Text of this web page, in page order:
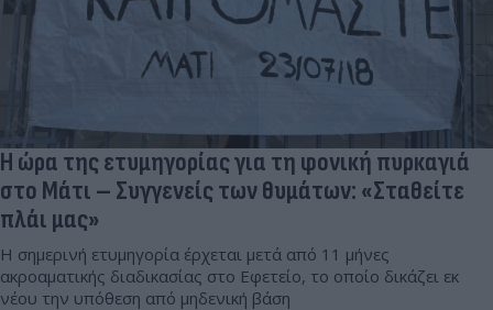
Η ώρα της ετυμηγορίας για τη φονική πυρκαγιά
στο Μάτι – Συγγενείς των θυμάτων: «Σταθείτε
πλάι μας»
Η σημερινή ετυμηγορία έρχεται μετά από 11 μήνες
ακροαματικής διαδικασίας στο Εφετείο, το οποίο δικάζει εκ
νέου την υπόθεση από μηδενική βάση